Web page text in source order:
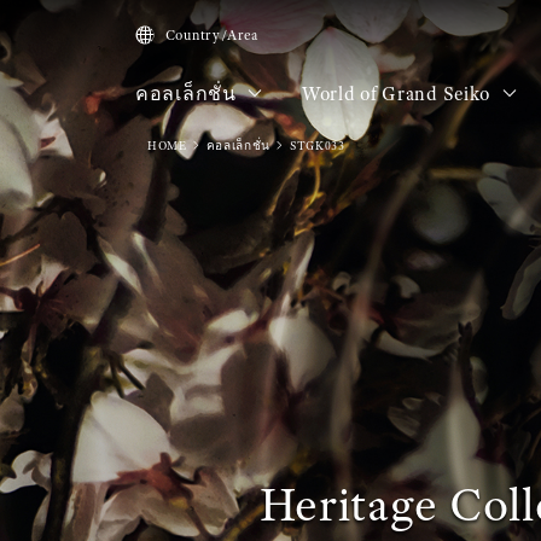
Country/Area
คอลเล็กชั่น World of Grand Seiko
Heritage
HOME คอลเล็กชั่น STGK033